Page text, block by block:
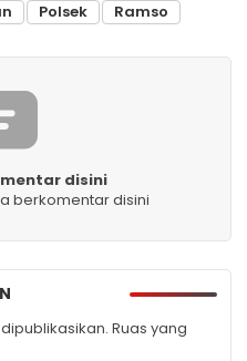
Polsek Ramso
disini
berkomentar disini
Ruas yang